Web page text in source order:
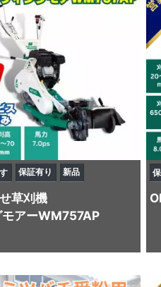
保証有り 新品
草刈機
モアーWM757AP